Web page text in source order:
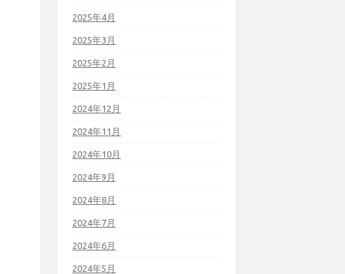
2025年4月
2025年3月
2025年2月
2025年1月
2024年12月
2024年11月
2024年10月
2024年9月
2024年8月
2024年7月
2024年6月
2024年5月